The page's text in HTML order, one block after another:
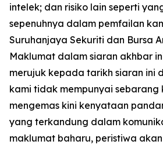
intelek; dan risiko lain seperti
sepenuhnya dalam pemfailan
Suruhanjaya Sekuriti dan Bursa
Maklumat dalam siaran akhbar
merujuk kepada tarikh siaran ini
kami tidak mempunyai sebarang
mengemas kini kenyataan
yang terkandung dalam
maklumat baharu, peristiwa